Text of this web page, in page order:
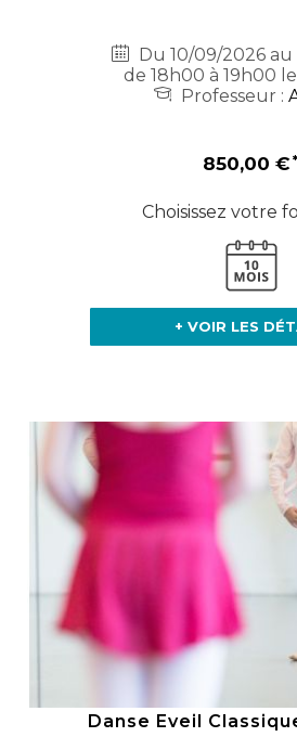
Du 10/09/2026 au
de 18h00 à 19h00
Professeur :
850,00 €
Choisissez votre
+ VOIR LES
Danse Eveil